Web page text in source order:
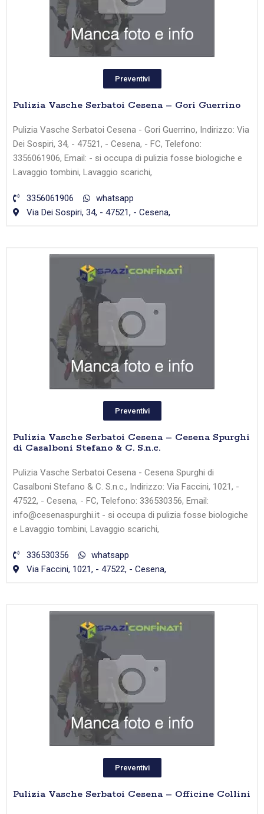
Preventivi
Pulizia Vasche Serbatoi Cesena – Gori Guerrino
Pulizia Vasche Serbatoi Cesena - Gori Guerrino, Indirizzo: Via
Dei Sospiri, 34, - 47521, - Cesena, - FC, Telefono:
3356061906, Email: - si occupa di pulizia fosse biologiche e
Lavaggio tombini, Lavaggio scarichi,
3356061906
whatsapp
Via Dei Sospiri, 34, - 47521, - Cesena,
Preventivi
Pulizia Vasche Serbatoi Cesena – Cesena Spurghi
di Casalboni Stefano & C. S.n.c.
Pulizia Vasche Serbatoi Cesena - Cesena Spurghi di
Casalboni Stefano & C. S.n.c., Indirizzo: Via Faccini, 1021, -
47522, - Cesena, - FC, Telefono: 336530356, Email:
info@cesenaspurghi.it - si occupa di pulizia fosse biologiche
e Lavaggio tombini, Lavaggio scarichi,
336530356
whatsapp
Via Faccini, 1021, - 47522, - Cesena,
Preventivi
Pulizia Vasche Serbatoi Cesena – Officine Collini